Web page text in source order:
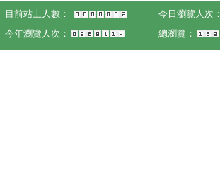
目前站上人數：
今日瀏覽人次：
今年瀏覽人次：
總瀏覽：